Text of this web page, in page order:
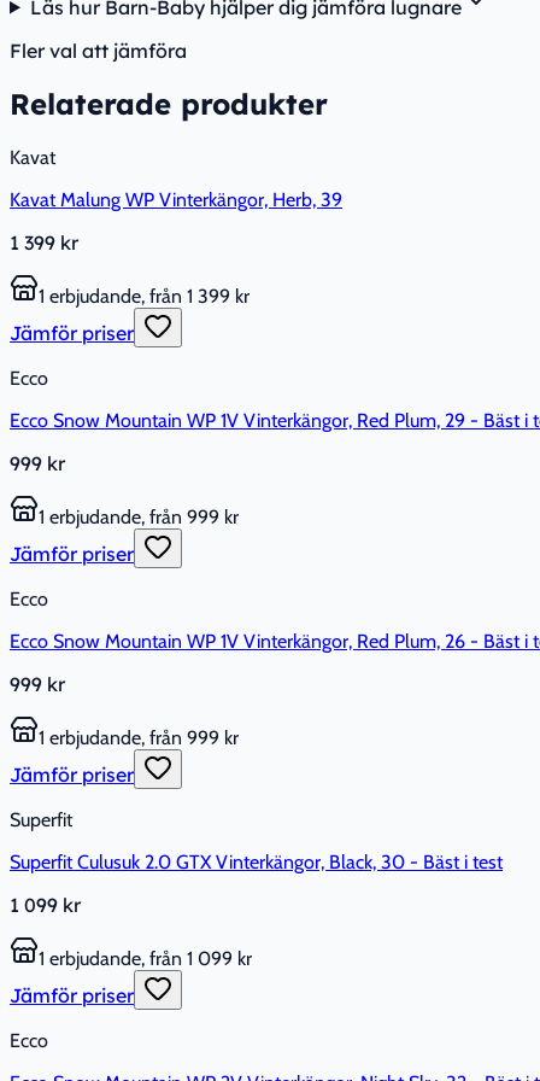
Läs hur Barn-Baby hjälper dig jämföra lugnare
Fler val att jämföra
Relaterade produkter
Kavat
Kavat Malung WP Vinterkängor, Herb, 39
1 399 kr
1 erbjudande, från 1 399 kr
Jämför priser
Ecco
Ecco Snow Mountain WP 1V Vinterkängor, Red Plum, 29 - Bäst i
999 kr
1 erbjudande, från 999 kr
Jämför priser
Ecco
Ecco Snow Mountain WP 1V Vinterkängor, Red Plum, 26 - Bäst i
999 kr
1 erbjudande, från 999 kr
Jämför priser
Superfit
Superfit Culusuk 2.0 GTX Vinterkängor, Black, 30 - Bäst i test
1 099 kr
1 erbjudande, från 1 099 kr
Jämför priser
Ecco